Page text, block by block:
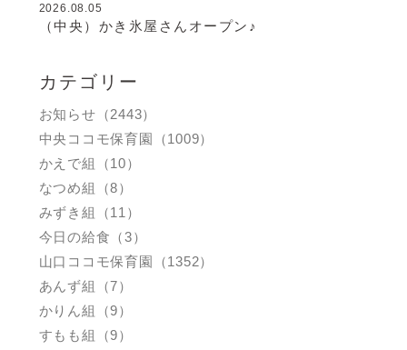
2026.08.05
（中央）かき氷屋さんオープン♪
カテゴリー
お知らせ（2443）
中央ココモ保育園（1009）
かえで組（10）
なつめ組（8）
みずき組（11）
今日の給食（3）
山口ココモ保育園（1352）
あんず組（7）
かりん組（9）
すもも組（9）